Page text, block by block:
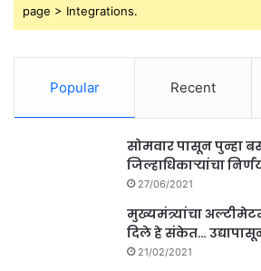
page > Integrations.
Popular Recent
सोमवार पासून पुन्हा
जिल्हाधिकाऱ्यांचा
27/06/2021
मुख्यमंत्र्यांचा
दिले हे संकेत…
21/02/2021